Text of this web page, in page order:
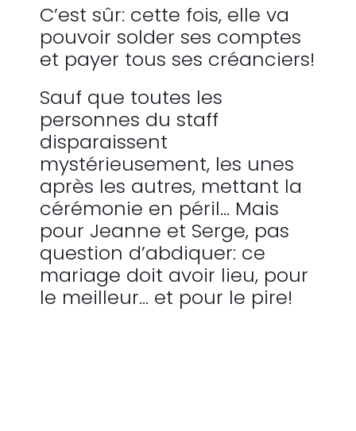
C’est sûr: cette fois, elle va
pouvoir solder ses comptes
et payer tous ses créanciers!
Sauf que toutes les
personnes du staff
disparaissent
mystérieusement, les unes
après les autres, mettant la
cérémonie en péril… Mais
pour Jeanne et Serge, pas
question d’abdiquer: ce
mariage doit avoir lieu, pour
le meilleur… et pour le pire!